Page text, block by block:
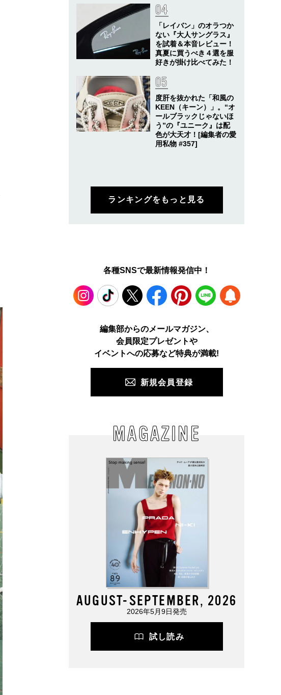
「レイバン」のオラつか
ない『大人サングラス』
を試着＆本音レビュー！
真夏に買うべき４選を服
好きが掛け比べてみた！
度肝を抜かれた「和風の
KEEN（キーン）」。“オ
ールブラックじゃないほ
う”の『ユニーク』は配
色が大天才！[編集者の愛
用私物 #357]
ランキングをもっと見る
各種SNSで最新情報発信中！
TikTok Facebook Pinterest LINE
編集部からのメールマガジン、
会員限定プレゼントや
イベントへの応募など特典が満載!
新規会員登録
MAGAZINE
AUGUST-SEPTEMBER, 2026
2026年5月9日発売
試し読み